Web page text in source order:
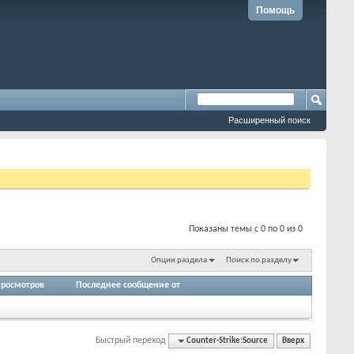
Помощь
Расширенный поиск
Показаны темы с 0 по 0 из 0
Опции раздела Поиск по разделу
Последнее сообщение от
Быстрый переход Counter-Strike:Source Вверх